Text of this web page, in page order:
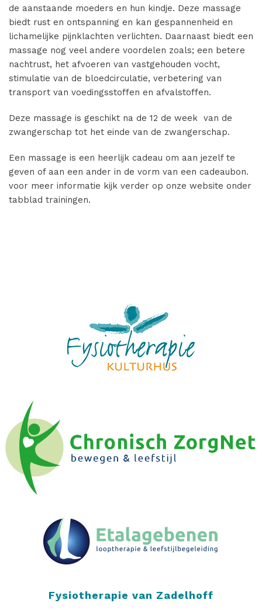
de aanstaande moeders en hun kindje. Deze massage
biedt rust en ontspanning en kan gespannenheid en
lichamelijke pijnklachten verlichten. Daarnaast biedt een
massage nog veel andere voordelen zoals; een betere
nachtrust, het afvoeren van vastgehouden vocht,
stimulatie van de bloedcirculatie, verbetering van
transport van voedingsstoffen en afvalstoffen.
Deze massage is geschikt na de 12 de week van de
zwangerschap tot het einde van de zwangerschap.
Een massage is een heerlijk cadeau om aan jezelf te
geven of aan een ander in de vorm van een cadeaubon.
voor meer informatie kijk verder op onze website onder
tabblad trainingen.
Fysiotherapie van Zadelhoff